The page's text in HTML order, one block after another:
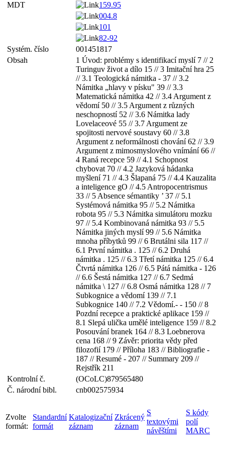
MDT
159.95
004.8
101
82-92
Systém. číslo
001451817
Obsah
1 Úvod: problémy s identifikací myslí 7 // 2
Turinguv život a dílo 15 // 3 Imitační hra 25
// 3.1 Teologická námitka - 37 // 3.2
Námitka „hlavy v písku" 39 // 3.3
Matematická námitka 42 // 3.4 Argument z
vědomí 50 // 3.5 Argument z různých
neschopností 52 // 3.6 Námitka lady
Lovelaceové 55 // 3.7 Argument ze
spojitosti nervové soustavy 60 // 3.8
Argument z neformálnosti chování 62 // 3.9
Argument z mimosmyslového vnímání 66 //
4 Raná recepce 59 // 4.1 Schopnost
chybovat 70 // 4.2 Jazyková hádanka
myšlení 71 // 4.3 Šlapaná 75 // 4.4 Kauzalita
a inteligence gO // 4.5 Antropocentrismus
33 // 5 Absence sémantiky ’ 37 // 5.1
Systémová námitka 95 // 5.2 Námitka
robota 95 // 5.3 Námitka simulátoru mozku
97 // 5.4 Kombinovaná námitka 93 // 5.5
Námitka jiných myslí 99 // 5.6 Námitka
mnoha příbytků 99 // 6 Brutálni sila 117 //
6.1 První námitka . 125 // 6.2 Druhá
námitka . 125 // 6.3 Třetí námitka 125 // 6.4
Čtvrtá námitka 126 // 6.5 Pátá námitka - 126
// 6.6 Šestá námitka 127 // 6.7 Sedmá
námitka \ 127 // 6.8 Osmá námitka 128 // 7
Subkognice a vědomí 139 // 7.1
Subkognice 140 // 7.2 Vědomí.- - 150 // 8
Pozdní recepce a praktické aplikace 159 //
8.1 Slepá ulička umělé inteligence 159 // 8.2
Posouvání branek 164 // 8.3 Loebnerova
cena 168 // 9 Závěr: priorita vědy před
filozofií 179 // Příloha 183 // Bibliografie -
187 // Resumé - 207 // Summary 209 //
Rejstřík 211
Kontrolní č.
(OCoLC)879565480
Č. národní bibl.
cnb002575934
Zvolte
formát:
Standardní
formát
Katalogizační
záznam
Zkrácený
záznam
S
textovými
návěštími
S kódy
polí
MARC